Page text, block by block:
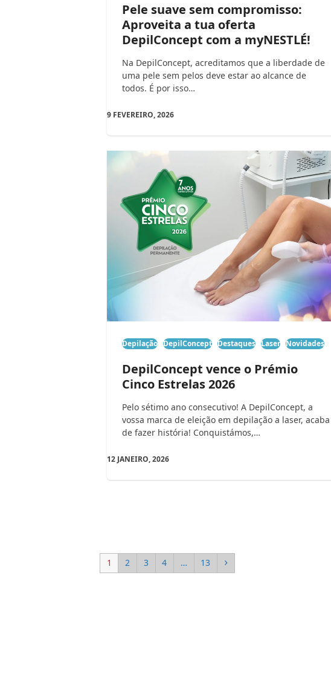
Pele suave sem compromisso:
Aproveita a tua oferta
DepilConcept com a myNESTLÉ!
Na DepilConcept, acreditamos que a liberdade de
uma pele sem pelos deve estar ao alcance de
todos. É por isso…
9 FEVEREIRO, 2026
Depilação DepilConcept Destaques Laser Novidades
DepilConcept vence o Prémio
Cinco Estrelas 2026
Pelo sétimo ano consecutivo! A DepilConcept, a
vossa marca de eleição em depilação a laser, acaba
de fazer história! Conquistámos,…
12 JANEIRO, 2026
Page
1 Page
2 Page
3 Page
4 … Page
13 Next